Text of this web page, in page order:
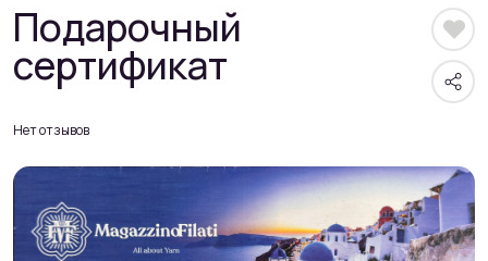
Подарочный
сертификат
Нет отзывов